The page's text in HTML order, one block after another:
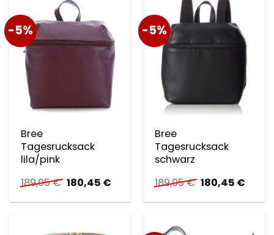
-5%
Bree
Tagesrucksack
lila/pink
189,95€ Ursprünglicher
Preis
war:
180,45 €
ist:
-5%
Bree
Tagesrucksack
schwarz
189,95€ Ursprünglicher
Preis
war:
180,45 €
ist: